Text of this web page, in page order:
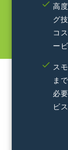
高
グ
コ
ー
ス
まで
必
ビ